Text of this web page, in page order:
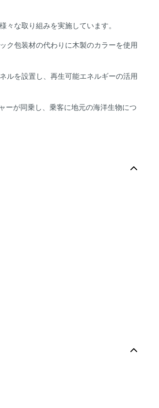
な取り組みを実施しています。
ク包装材の代わりに木製のカラーを使用
ルを設置し、再生可能エネルギーの活用
ーが同乗し、乗客に地元の海洋生物につ